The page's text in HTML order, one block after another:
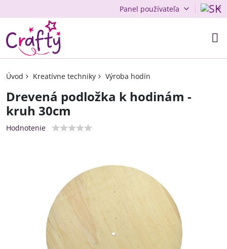
Panel používateľa
Úvod Kreatívne techniky Výroba hodín
Drevená podložka k hodinám -
kruh 30cm
Hodnotenie